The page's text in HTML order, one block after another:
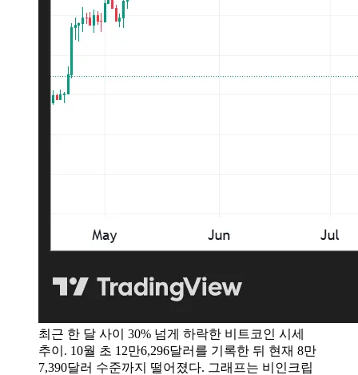
최근 한 달 사이 30% 넘게 하락한 비트코인 시세
추이. 10월 초 12만6,296달러를 기록한 뒤 현재 8만
7,390달러 수준까지 떨어졌다. 그래프는 비인크립